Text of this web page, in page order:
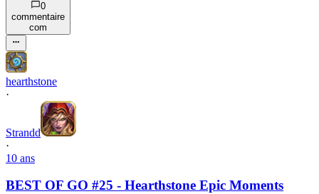
0
commentaire
com
hearthstone
·
Strandd
·
10 ans
BEST OF GO #25 - Hearthstone Epic Moments